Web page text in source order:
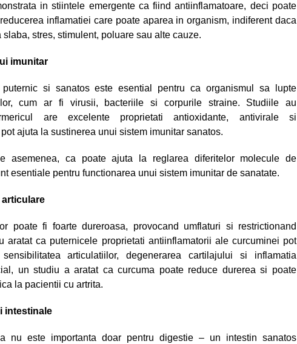
in stiintele emergente ca fiind antiinflamatoare, deci poate
inflamatiei care poate aparea in organism, indiferent daca
stres, stimulent, poluare sau alte cauze.
imunitar
si sanatos este esential pentru ca organismul sa lupte
cum ar fi virusii, bacteriile si corpurile straine. Studiile au
are excelente proprietati antioxidante, antivirale si
ajuta la sustinerea unui sistem imunitar sanatos.
asemenea, ca poate ajuta la reglarea diferitelor molecule de
esentiale pentru functionarea unui sistem imunitar de sanatate.
poate fi foarte dureroasa, provocand umflaturi si restrictionand
aratat ca puternicele proprietati antiinflamatorii ale curcuminei pot
articulatiilor, degenerarea cartilajului si inflamatia
un studiu a aratat ca curcuma poate reduce durerea si poate
la pacientii cu artrita.
intestinale
nu este importanta doar pentru digestie – un intestin sanatos